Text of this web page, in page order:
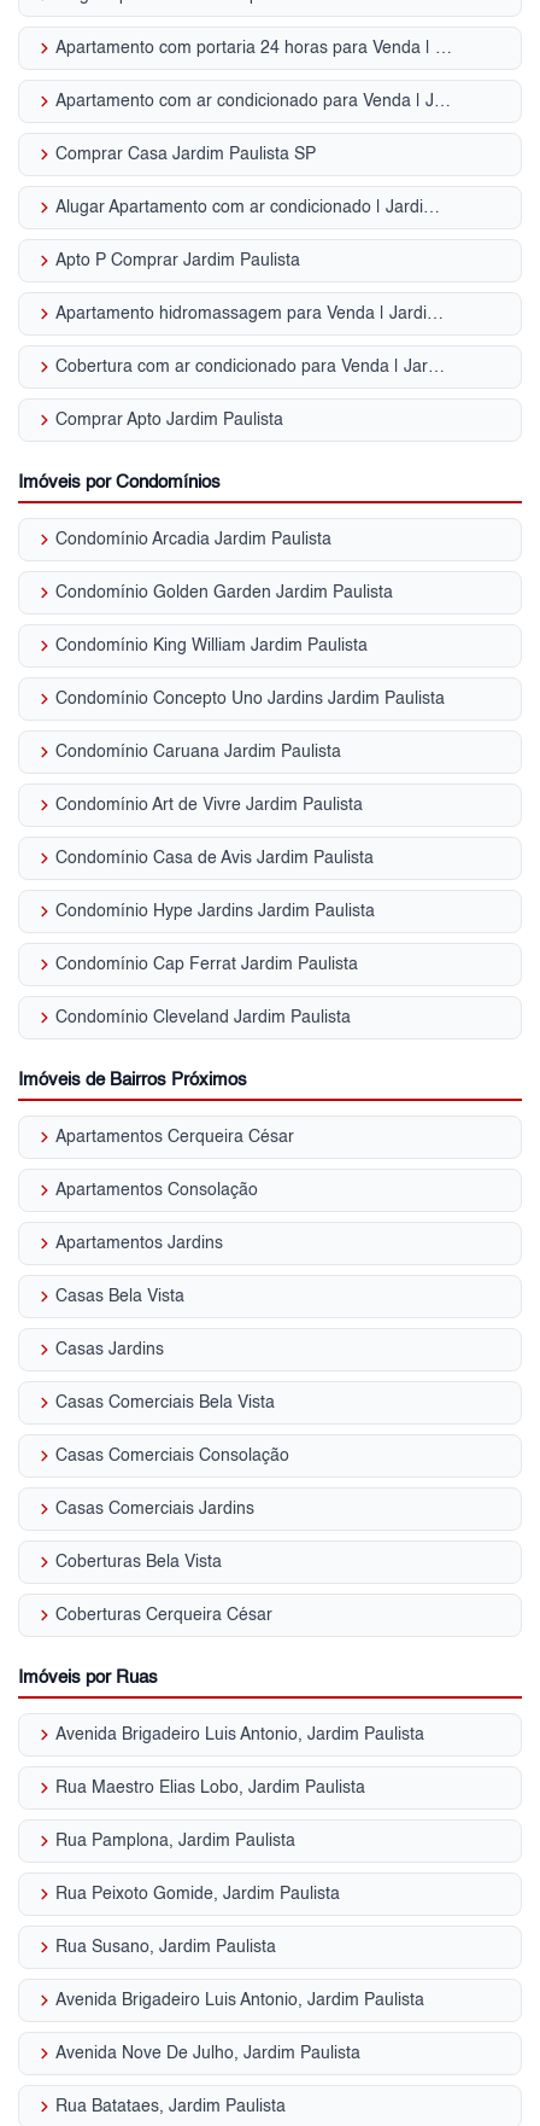
keyboard_arrow_right Apartamento com portaria 24 horas para Venda | Jardim Paulista
keyboard_arrow_right Apartamento com ar condicionado para Venda | Jardim Paulista
keyboard_arrow_right Comprar Casa Jardim Paulista SP
keyboard_arrow_right Alugar Apartamento com ar condicionado | Jardim Paulista
keyboard_arrow_right Apto P Comprar Jardim Paulista
keyboard_arrow_right Apartamento hidromassagem para Venda | Jardim Paulista
keyboard_arrow_right Cobertura com ar condicionado para Venda | Jardim Paulista
keyboard_arrow_right Comprar Apto Jardim Paulista
Imóveis por Condomínios
keyboard_arrow_right Condomínio Arcadia Jardim Paulista
keyboard_arrow_right Condomínio Golden Garden Jardim Paulista
keyboard_arrow_right Condomínio King William Jardim Paulista
keyboard_arrow_right Condomínio Concepto Uno Jardins Jardim Paulista
keyboard_arrow_right Condomínio Caruana Jardim Paulista
keyboard_arrow_right Condomínio Art de Vivre Jardim Paulista
keyboard_arrow_right Condomínio Casa de Avis Jardim Paulista
keyboard_arrow_right Condomínio Hype Jardins Jardim Paulista
keyboard_arrow_right Condomínio Cap Ferrat Jardim Paulista
keyboard_arrow_right Condomínio Cleveland Jardim Paulista
Imóveis de Bairros Próximos
keyboard_arrow_right Apartamentos Cerqueira César
keyboard_arrow_right Apartamentos Consolação
keyboard_arrow_right Apartamentos Jardins
keyboard_arrow_right Casas Bela Vista
keyboard_arrow_right Casas Jardins
keyboard_arrow_right Casas Comerciais Bela Vista
keyboard_arrow_right Casas Comerciais Consolação
keyboard_arrow_right Casas Comerciais Jardins
keyboard_arrow_right Coberturas Bela Vista
keyboard_arrow_right Coberturas Cerqueira César
Imóveis por Ruas
keyboard_arrow_right Avenida Brigadeiro Luis Antonio, Jardim Paulista
keyboard_arrow_right Rua Maestro Elias Lobo, Jardim Paulista
keyboard_arrow_right Rua Pamplona, Jardim Paulista
keyboard_arrow_right Rua Peixoto Gomide, Jardim Paulista
keyboard_arrow_right Rua Susano, Jardim Paulista
keyboard_arrow_right Avenida Brigadeiro Luis Antonio, Jardim Paulista
keyboard_arrow_right Avenida Nove De Julho, Jardim Paulista
keyboard_arrow_right Rua Batataes, Jardim Paulista